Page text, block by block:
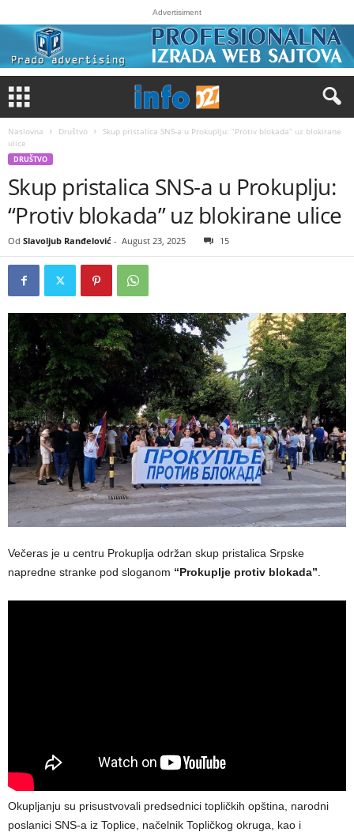
Advertisiment
Naslovna Društvo
Skup pristalica SNS-a u Prokuplju: “Protiv blokada” uz blokirane
ulice
DRUŠTVO
Skup pristalica SNS-a u Prokuplju:
“Protiv blokada” uz blokirane ulice
Od Slavoljub Ranđelović - August 23, 2025 15
Večeras je u centru Prokuplja održan skup pristalica Srpske
napredne stranke pod sloganom “Prokuplje protiv blokada”
Okupljanju su prisustvovali predsednici topličkih opština, narodni
poslanici SNS-a iz Toplice, načelnik Topličkog okruga, kao i